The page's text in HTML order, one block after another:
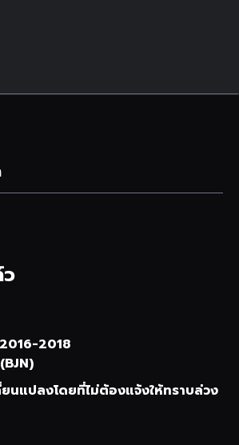
2018
ยนแปลงโดยที่ไม่ต้องแจ้งให้ทราบล่วง